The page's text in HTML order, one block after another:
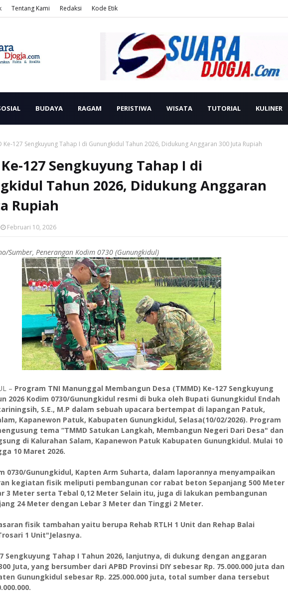
Tentang Kami Redaksi Kode Etik
BUDAYA RAGAM PERISTIWA WISATA TUTORIAL KULINER
Ke-127 Sengkuyung Tahap I di Gunungkidul Tahun 2026, Didukung Anggaran 300 Juta Rupiah
127 Sengkuyung Tahap I di
Tahun 2026, Didukung Anggaran
Rupiah
Februari 10, 2026
Sumber, Penerangan Kodim 0730 (Gunungkidul)
– Program TNI Manunggal Membangun Desa (TMMD) Ke-127 Sengkuyung
2026 Kodim 0730/Gunungkidul resmi di buka oleh Bupati Gunungkidul Endah
S.E., M.P dalam sebuah upacara bertempat di lapangan Patuk,
Kapanewon Patuk, Kabupaten Gunungkidul, Selasa(10/02/2026). Program
tema “TMMD Satukan Langkah, Membangun Negeri Dari Desa" dan
di Kalurahan Salam, Kapanewon Patuk Kabupaten Gunungkidul. Mulai 10
10 Maret 2026.
0730/Gunungkidul, Kapten Arm Suharta, dalam laporannya menyampaikan
kegiatan fisik meliputi pembangunan cor rabat beton Sepanjang 500 Meter
3 Meter serta Tebal 0,12 Meter Selain itu, juga di lakukan pembangunan
24 Meter dengan Lebar 3 Meter dan Tinggi 2 Meter.
fisik tambahan yaitu berupa Rehab RTLH 1 Unit dan Rehap Balai
1 Unit"Jelasnya.
Sengkuyung Tahap I Tahun 2026, lanjutnya, di dukung dengan anggaran
Juta, yang bersumber dari APBD Provinsi DIY sebesar Rp. 75.000.000 juta dan
Gunungkidul sebesar Rp. 225.000.000 juta, total sumber dana tersebut